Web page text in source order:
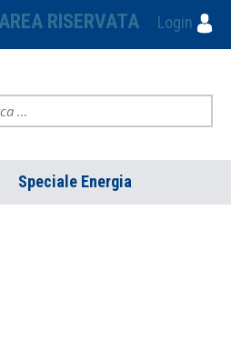
AREA RISERVATA Login
Speciale Energia